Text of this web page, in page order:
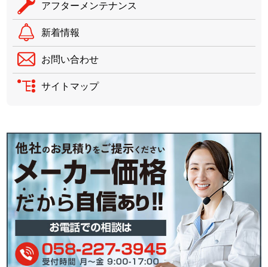
アフターメンテナンス
新着情報
お問い合わせ
サイトマップ